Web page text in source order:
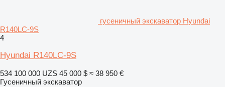
гусеничный экскаватор Hyundai
R140LC-9S
4
Hyundai R140LC-9S
534 100 000 UZS 45 000 $ ≈ 38 950 €
Гусеничный экскаватор